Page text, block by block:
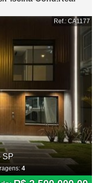
Ref.: CA1177
SP
4